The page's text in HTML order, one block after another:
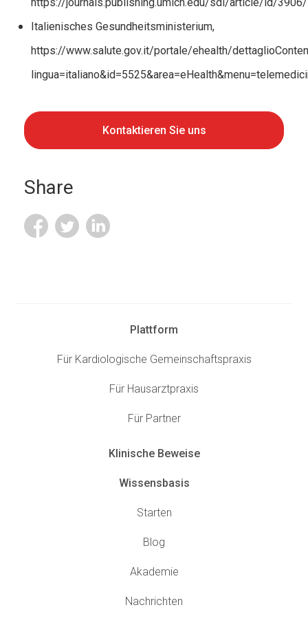
Italienisches Gesundheitsministerium,
https://www.salute.gov.it/portale/ehealth/
Kontaktieren Sie uns
Share
Plattform
Für Kardiologische Gemeinschaftspraxis
Für Hausarztpraxis
Für Partner
Klinische Beweise
Wissensbasis
Starten
Blog
Akademie
Nachrichten